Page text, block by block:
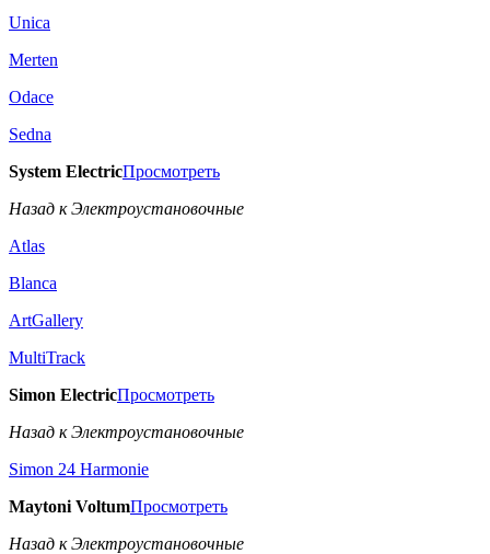
Unica
Merten
Odace
Sedna
System ElectricПросмотреть
Назад к Электроустановочные
Atlas
Blanca
ArtGallery
MultiTrack
Simon ElectricПросмотреть
Назад к Электроустановочные
Simon 24 Harmonie
Maytoni VoltumПросмотреть
Назад к Электроустановочные